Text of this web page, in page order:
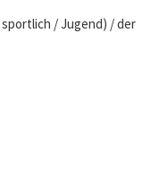
/ Jugend) / der